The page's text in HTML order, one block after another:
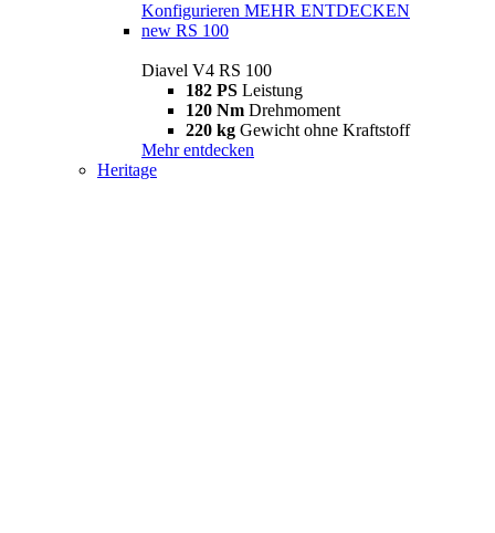
Konfigurieren MEHR ENTDECKEN
new RS 100
Diavel V4 RS 100
182 PS Leistung
120 Nm Drehmoment
220 kg Gewicht ohne Kraftstoff
Mehr entdecken
Heritage